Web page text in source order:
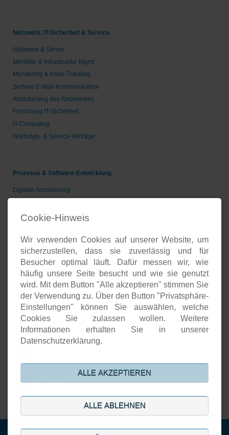
Netzwerk, IT-Sicherheit & Service
Netzwerk & Server
Identität- & Infrastruktur-Mgmt.
Monitoring & Issue-Tracking
Sichere E-Mail-Kommunikation
Absicherung des Netzwerkes
Forschung IT-Sicherheit
IT-Consulting
Wartungs- & Service-Verträge
Prozesse & Software-Entwicklung
Digitale Archivierung
Voice-over-IP
Unternehmenspräsenzen
Software-Entwicklung
Onlineshops
Open-Source-Support
Aktuelles
24.
JUL
Open Source basierte SIEM-Systeme im Vergleich
DiStEL-Projekts bei Bosch in Renningen stand im Scope der
PMD-X-Durchstichprojekte
JUN
Cookie-Hinweis
Wir verwenden Cookies auf unserer Website, um
sicherzustellen, dass sie zuverlässig und für
Besucher optimal läuft. Dafür messen wir, wie
häufig unsere Seite besucht und wie sie genutzt
wird. Mit dem Button "Alle akzeptieren" stimmen Sie
der Verwendung zu. Über den Button "Privatsphäre-
Einstellungen" können Sie auswählen, welche
Cookies Sie zulassen wollen. Weitere
Informationen erhalten Sie in unserer
Datenschutzerklärung.
ALLE AKZEPTIEREN
ALLE ABLEHNEN